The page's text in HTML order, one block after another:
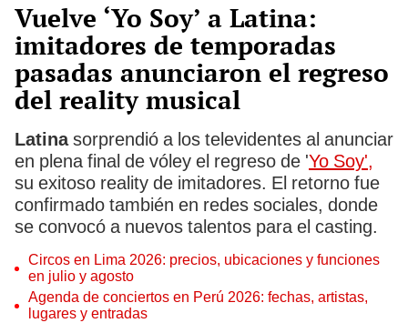
Vuelve ‘Yo Soy’ a Latina:
imitadores de temporadas
pasadas anunciaron el regreso
del reality musical
Latinasorprendió a los televidentes al anunciar
en plena final de vóley el regreso de 'Yo Soy',
su exitoso reality de imitadores. El retorno fue
confirmado también en redes sociales, donde
se convocó a nuevos talentos para el casting.
Circos en Lima 2026: precios, ubicaciones y funciones
en julio y agosto
Agenda de conciertos en Perú 2026: fechas, artistas,
lugares y entradas